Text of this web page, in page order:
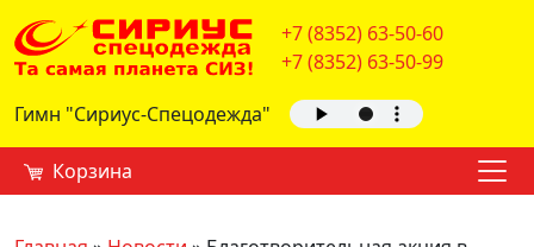
+7 (8352) 63-50-60
+7 (8352) 63-50-99
Гимн "Сириус-Спецодежда"
Корзина